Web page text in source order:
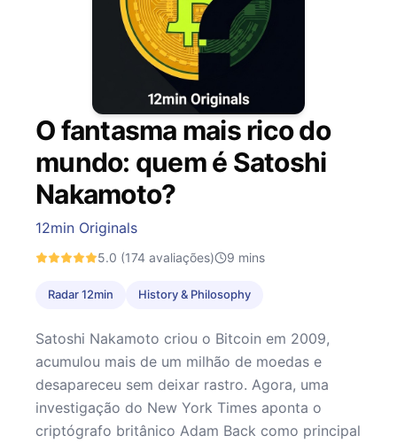
O fantasma mais rico do
mundo: quem é Satoshi
Nakamoto?
12min Originals
5.0 (174 avaliações) 9 mins
Radar 12min History & Philosophy
Satoshi Nakamoto criou o Bitcoin em 2009,
acumulou mais de um milhão de moedas e
desapareceu sem deixar rastro. Agora, uma
investigação do New York Times aponta o
criptógrafo britânico Adam Back como principal